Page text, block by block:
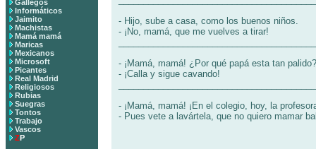
Gallegos
Informáticos
Jaimito
Machistas
Mamá mamá
Maricas
Mexicanos
Microsoft
Picantes
Real Madrid
Religiosos
Rubias
Suegras
Tontos
Trabajo
Vascos
ZP
- Hijo, sube a casa, como los buenos niños.
- ¡No, mamá, que me vuelves a tirar!
- ¡Mamá, mamá! ¿Por qué papá esta tan palido?
- ¡Calla y sigue cavando!
- ¡Mamá, mamá! ¡En el colegio, hoy, la
- Pues vete a lavártela, que no quiero mamar